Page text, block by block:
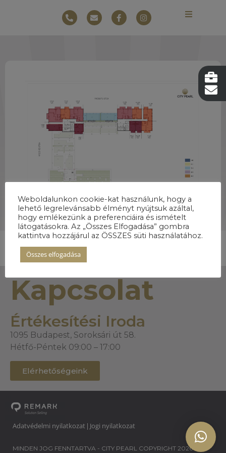
Kapcsolat
Értékesítési Iroda
1095 Budapest, Soroksári út 58.
Hétfő-Péntek 09:00 – 17:00
Elérhetőségeink
Adatvédelmi nyilatkozat | Jogi nyilatkozat
MINDEN JOG FENNTARTVA - CITY PEARL COPYRIGHT 2026
Weboldalunkon cookie-kat használunk, hogy a
lehető legrelevánsabb élményt nyújtsuk azáltal,
hogy emlékezünk a preferenciáira és ismételt
látogatásokra. Az „Összes Elfogadása” gombra
kattintva hozzájárul az ÖSSZES süti használatához.
Összes elfogadása